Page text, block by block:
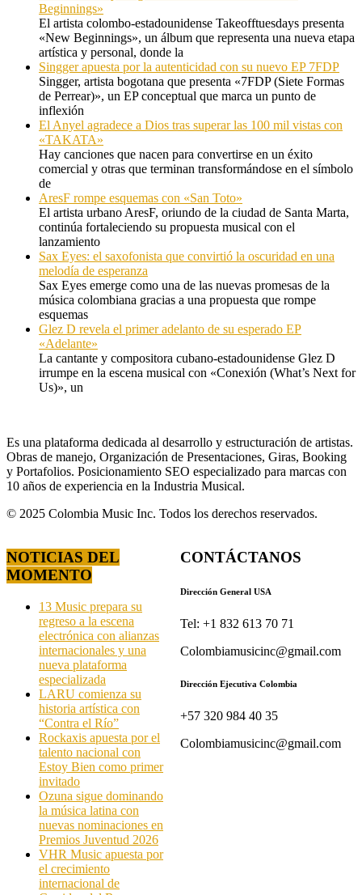
Beginnings»
El artista colombo-estadounidense Takeofftuesdays presenta
«New Beginnings», un álbum que representa una nueva etapa
artística y personal, donde la
Singger apuesta por la autenticidad con su nuevo EP 7FDP
Singger, artista bogotana que presenta «7FDP (Siete Formas
de Perrear)», un EP conceptual que marca un punto de
inflexión
El Anyel agradece a Dios tras superar las 100 mil vistas con
«TAKATA»
Hay canciones que nacen para convertirse en un éxito
comercial y otras que terminan transformándose en el símbolo
de
AresF rompe esquemas con «San Toto»
El artista urbano AresF, oriundo de la ciudad de Santa Marta,
continúa fortaleciendo su propuesta musical con el
lanzamiento
Sax Eyes: el saxofonista que convirtió la oscuridad en una
melodía de esperanza
Sax Eyes emerge como una de las nuevas promesas de la
música colombiana gracias a una propuesta que rompe
esquemas
Glez D revela el primer adelanto de su esperado EP
«Adelante»
La cantante y compositora cubano-estadounidense Glez D
irrumpe en la escena musical con «Conexión (What’s Next for
Us)», un
Es una plataforma dedicada al desarrollo y estructuración de artistas.
Obras de manejo, Organización de Presentaciones, Giras, Booking
y Portafolios. Posicionamiento SEO especializado para marcas con
10 años de experiencia en la Industria Musical.
© 2025 Colombia Music Inc. Todos los derechos reservados.
NOTICIAS DEL
MOMENTO
13 Music prepara su
regreso a la escena
electrónica con alianzas
internacionales y una
nueva plataforma
especializada
LARU comienza su
historia artística con
“Contra el Río”
Rockaxis apuesta por el
talento nacional con
Estoy Bien como primer
invitado
Ozuna sigue dominando
la música latina con
nuevas nominaciones en
Premios Juventud 2026
VHR Music apuesta por
el crecimiento
internacional de
CONTÁCTANOS
Dirección General USA
Tel: +1 832 613 70 71
Colombiamusicinc@gmail.com
Dirección Ejecutiva Colombia
+57 320 984 40 35
Colombiamusicinc@gmail.com